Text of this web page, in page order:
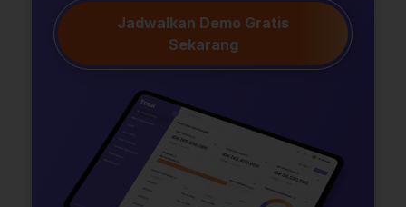
Jadwalkan Demo Gratis
Sekarang